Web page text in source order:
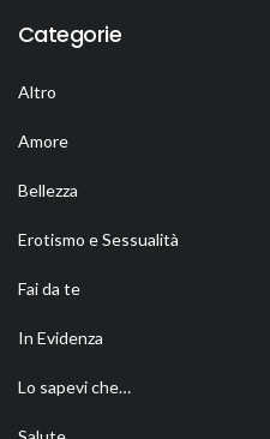
Categorie
Altro
Amore
Bellezza
Erotismo e Sessualità
Fai da te
In Evidenza
Lo sapevi che…